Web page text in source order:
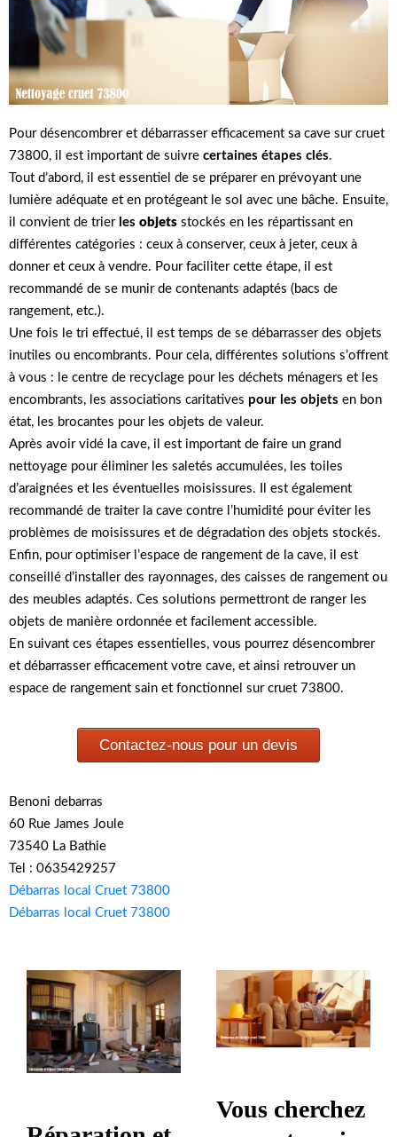
Pour désencombrer et débarrasser efficacement sa cave sur cruet
73800, il est important de suivre certaines étapes clés.
Tout d’abord, il est essentiel de se préparer en prévoyant une
lumière adéquate et en protégeant le sol avec une bâche. Ensuite,
il convient de trier les objets stockés en les répartissant en
différentes catégories : ceux à conserver, ceux à jeter, ceux à
donner et ceux à vendre. Pour faciliter cette étape, il est
recommandé de se munir de contenants adaptés (bacs de
rangement, etc.).
Une fois le tri effectué, il est temps de se débarrasser des objets
inutiles ou encombrants. Pour cela, différentes solutions s’offrent
à vous : le centre de recyclage pour les déchets ménagers et les
encombrants, les associations caritatives pour les objets en bon
état, les brocantes pour les objets de valeur.
Après avoir vidé la cave, il est important de faire un grand
nettoyage pour éliminer les saletés accumulées, les toiles
d’araignées et les éventuelles moisissures. Il est également
recommandé de traiter la cave contre l’humidité pour éviter les
problèmes de moisissures et de dégradation des objets stockés.
Enfin, pour optimiser l’espace de rangement de la cave, il est
conseillé d’installer des rayonnages, des caisses de rangement ou
des meubles adaptés. Ces solutions permettront de ranger les
objets de manière ordonnée et facilement accessible.
En suivant ces étapes essentielles, vous pourrez désencombrer
et débarrasser efficacement votre cave, et ainsi retrouver un
espace de rangement sain et fonctionnel sur cruet 73800.
Contactez-nous pour un devis
Benoni debarras
60 Rue James Joule
73540 La Bathie
Tel : 0635429257
Débarras local Cruet 73800
Débarras local Cruet 73800
Vous cherchez